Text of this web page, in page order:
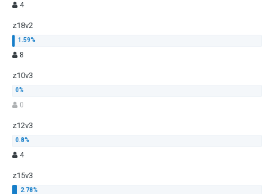
4
z18v2
8
z10v3
0
z12v3
4
z15v3